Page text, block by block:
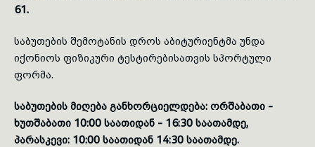
61.
საბუთების შემოტანის დროს აბიტურიენტმა უნდა
იქონიოს ფიზიკური ტესტირებისათვის სპორტული
ფორმა.
საბუთების მიღება განხორციელდება: ორშაბათი -
ხუთშაბათი 10:00 საათიდან - 16:30 საათამდე,
პარასკევი: 10:00 საათიდან 14:30 საათამდე.